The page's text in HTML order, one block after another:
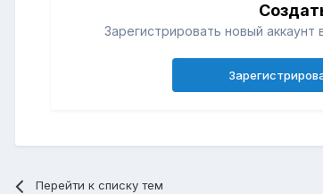
Зарегистрировать новый
Перейти к списку тем